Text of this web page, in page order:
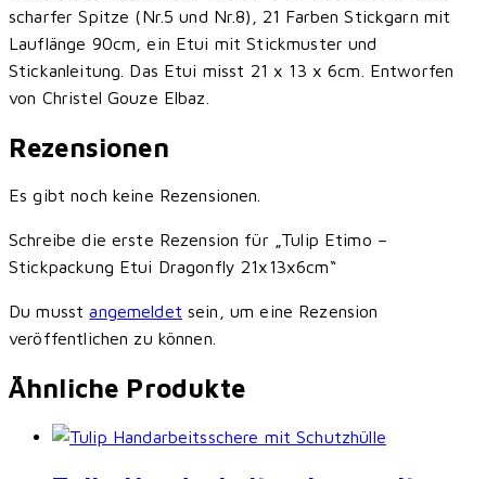
scharfer Spitze (Nr.5 und Nr.8), 21 Farben Stickgarn mit
Lauflänge 90cm, ein Etui mit Stickmuster und
Stickanleitung. Das Etui misst 21 x 13 x 6cm. Entworfen
von Christel Gouze Elbaz.
Rezensionen
Es gibt noch keine Rezensionen.
Schreibe die erste Rezension für „Tulip Etimo –
Stickpackung Etui Dragonfly 21x13x6cm“
Du musstangemeldet sein, um eine Rezension
veröffentlichen zu können.
Ähnliche Produkte